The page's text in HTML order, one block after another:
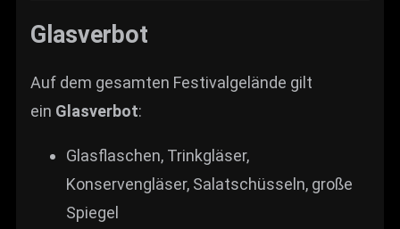
Glasverbot
Auf dem gesamten Festivalgelände gilt
ein Glasverbot:
Glasflaschen, Trinkgläser,
Konservengläser, Salatschüsseln, große
Spiegel